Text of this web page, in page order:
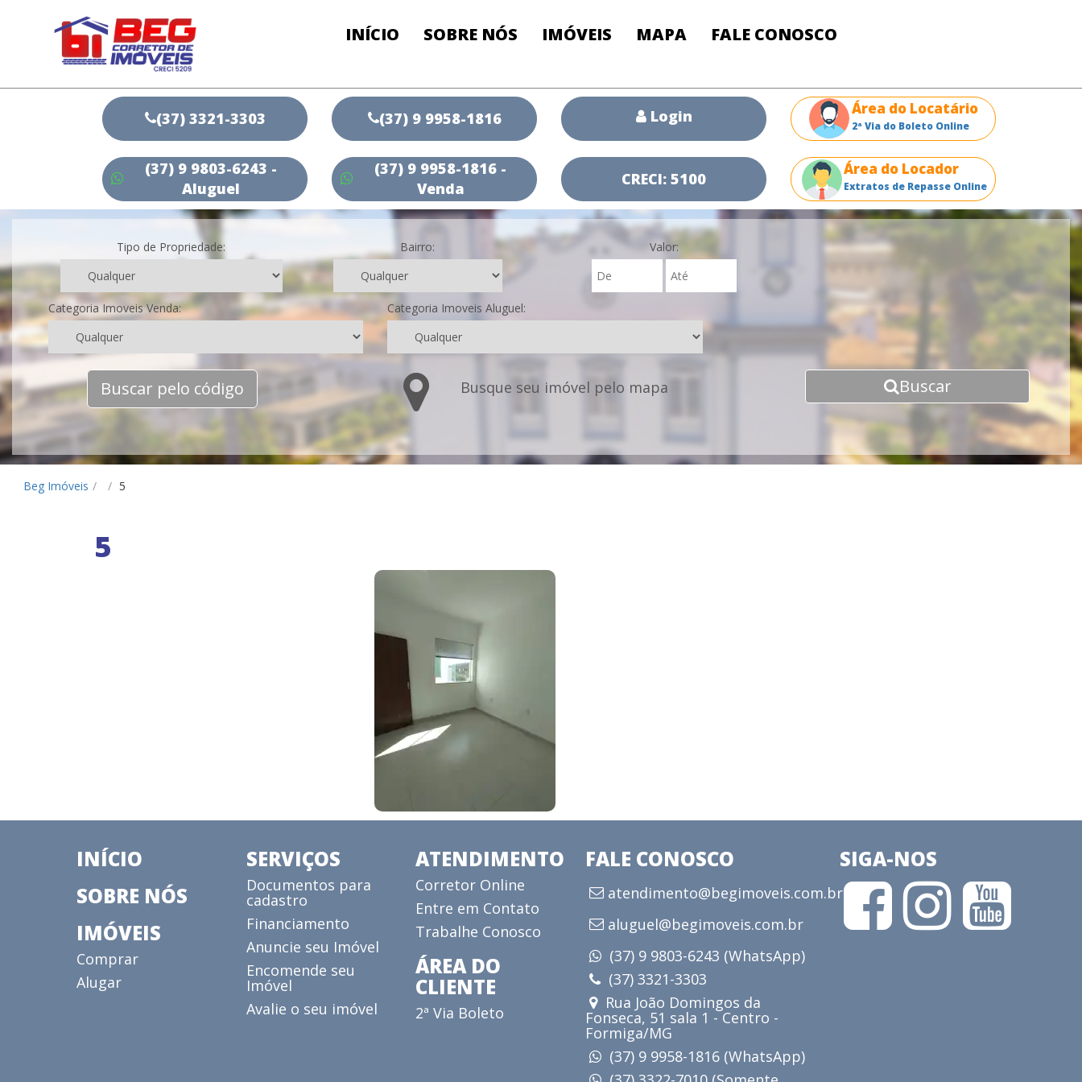
INÍCIO SOBRE NÓS IMÓVEIS MAPA FALE CONOSCO
(37) 3321-3303
(37) 9 9803-6243 -
Aluguel
(37) 9 9958-1816
(37) 9 9958-1816 -
Venda
Login
CRECI: 5100
Área do Locatário
2ª Via do Boleto Online
Área do Locador
Extratos de Repasse Online
Tipo de Propriedade: Bairro: Valor:
Categoria Imoveis Venda: Categoria Imoveis Aluguel:
Buscar pelo código Busque seu imóvel pelo mapa Buscar
Beg Imóveis / / 5
5
INÍCIO
SOBRE NÓS
IMÓVEIS
Comprar
Alugar
SERVIÇOS
Documentos para
cadastro
Financiamento
Anuncie seu Imóvel
Encomende seu
Imóvel
Avalie o seu imóvel
ATENDIMENTO
Corretor Online
Entre em Contato
Trabalhe Conosco
ÁREA DO
CLIENTE
2ª Via Boleto
FALE CONOSCO
atendimento@begimoveis.com.br
aluguel@begimoveis.com.br
(37) 9 9803-6243 (WhatsApp)
(37) 3321-3303
Rua João Domingos da
Fonseca, 51 sala 1 - Centro -
Formiga/MG
(37) 9 9958-1816 (WhatsApp)
SIGA-NOS